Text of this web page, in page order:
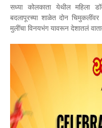
सध्या कोलकाता येथील महिला
बदलापूरच्या शाळेत दोन
मुलींचा विनयभंग यावरून देशातलं